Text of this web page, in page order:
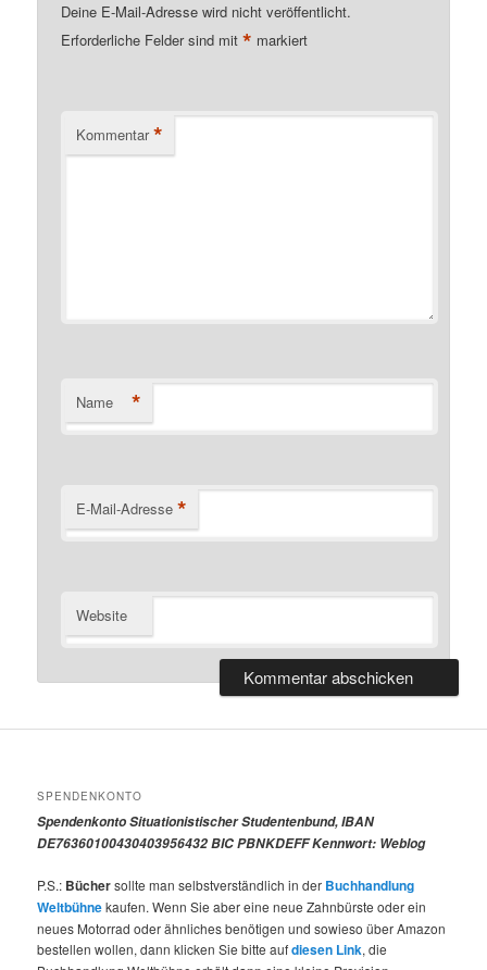
Deine E-Mail-Adresse wird nicht veröffentlicht.
Erforderliche Felder sind mit* markiert
Kommentar *
Name *
E-Mail-Adresse *
Website
SPENDENKONTO
Spendenkonto Situationistischer Studentenbund, IBAN
DE76360100430403956432 BIC PBNKDEFF Kennwort: Weblog
P.S.: Büchersollte man selbstverständlich in der Buchhandlung
Weltbühnekaufen. Wenn Sie aber eine neue Zahnbürste oder ein
neues Motorrad oder ähnliches benötigen und sowieso über Amazon
bestellen wollen, dann klicken Sie bitte aufdiesen Link, die